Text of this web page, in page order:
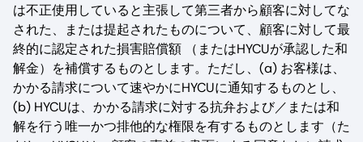
は不正使用していると主張して第三者から顧客に対してな
された、または提起されたものについて、顧客に対して最
終的に認定された損害賠償額 （またはHYCUが承認した和
解金）を補償するものとします。ただし、(a) お客様は、
かかる請求について速やかにHYCUに通知するものとし、
(b) HYCUは、かかる請求に対する抗弁および／または和
解を行う唯一かつ排他的な権限を有するものとします（た